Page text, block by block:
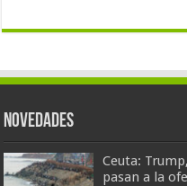
Novedades
Ceuta:
pasan a la